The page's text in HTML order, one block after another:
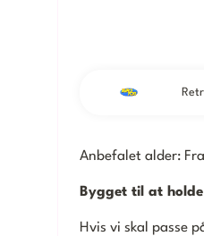
Anbefalet alder:
Bygget til at
Hvis vi skal passe